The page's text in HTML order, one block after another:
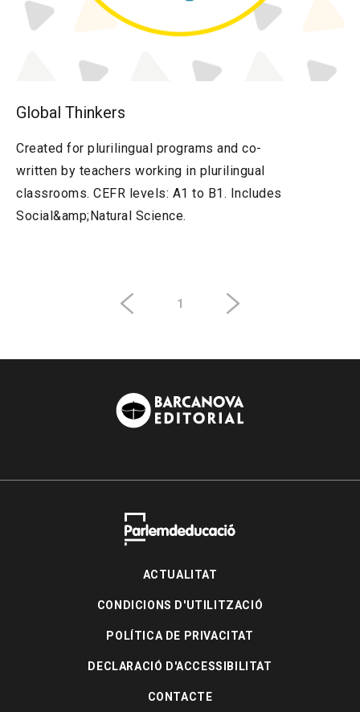
Global Thinkers
Created for plurilingual programs and co-
written by teachers working in plurilingual
classrooms. CEFR levels: A1 to B1. Includes
Social&amp;Natural Science.
1
ACTUALITAT
CONDICIONS D'UTILITZACIÓ
POLÍTICA DE PRIVACITAT
DECLARACIÓ D'ACCESSIBILITAT
CONTACTE